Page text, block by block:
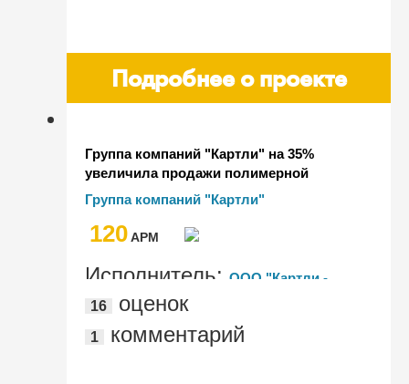
Подробнее о проекте
Группа компаний "Картли" на 35%
увеличила продажи полимерной
продукции с помощью "1С:ERP
Управление предприятием 2"
Группа компаний "Картли"
120AРМ
Исполнитель: ООО "Картли -
Информационные технологии", ООО
"АйТи-Эксперт+"
16 оценок
1 комментарий